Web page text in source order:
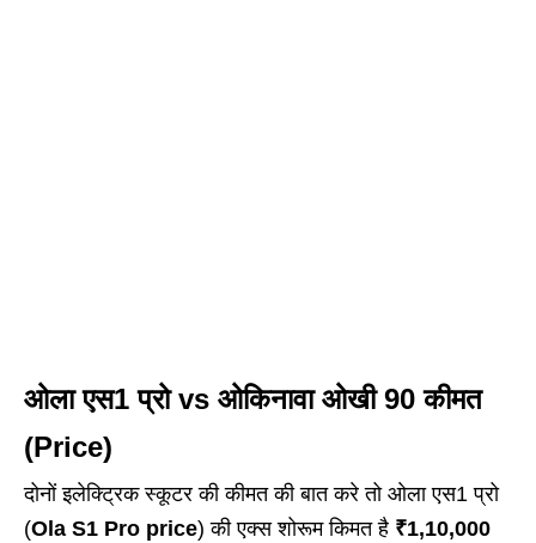
ओला एस1 प्रो vs ओकिनावा ओखी 90 कीमत
(Price)
दोनों इलेक्ट्रिक स्कूटर की कीमत की बात करे तो ओला एस1 प्रो
(Ola S1 Pro price) की एक्स शोरूम किमत है ₹1,10,000